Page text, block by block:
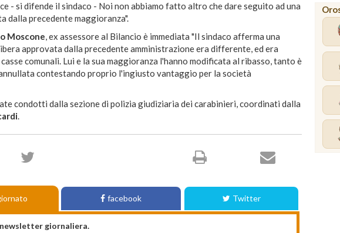
- si difende il sindaco - Noi non abbiamo fatto altro che dare seguito ad una
dalla precedente maggioranza".
Moscone, ex assessore al Bilancio è immediata "Il sindaco afferma una
approvata dalla precedente amministrazione era differente, ed era
comunali. Lui e la sua maggioranza l'hanno modificata al ribasso, tanto è
contestando proprio l'ingiusto vantaggio per la società
condotti dalla sezione di polizia giudiziaria dei carabinieri, coordinati dalla
.
facebook Twitter
giornaliera.